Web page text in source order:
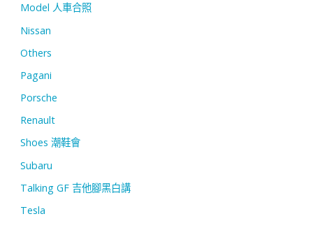
Model 人車合照
Nissan
Others
Pagani
Porsche
Renault
Shoes 潮鞋會
Subaru
Talking GF 吉他腳黑白講
Tesla